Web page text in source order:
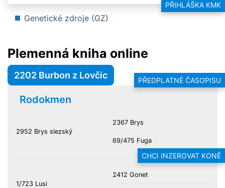
PŘIHLÁŠKA KMK
PŘEDPLATNÉ ČASOPISU
CHCI INZEROVAT KONĚ
Genetické zdroje (GZ)
Plemenná kniha online
2202 Burbon z Lovčic
Rodokmen
2952 Brys slezský
2367 Brys
69/475 Fuga
1/723 Lusi
2412 Gonet